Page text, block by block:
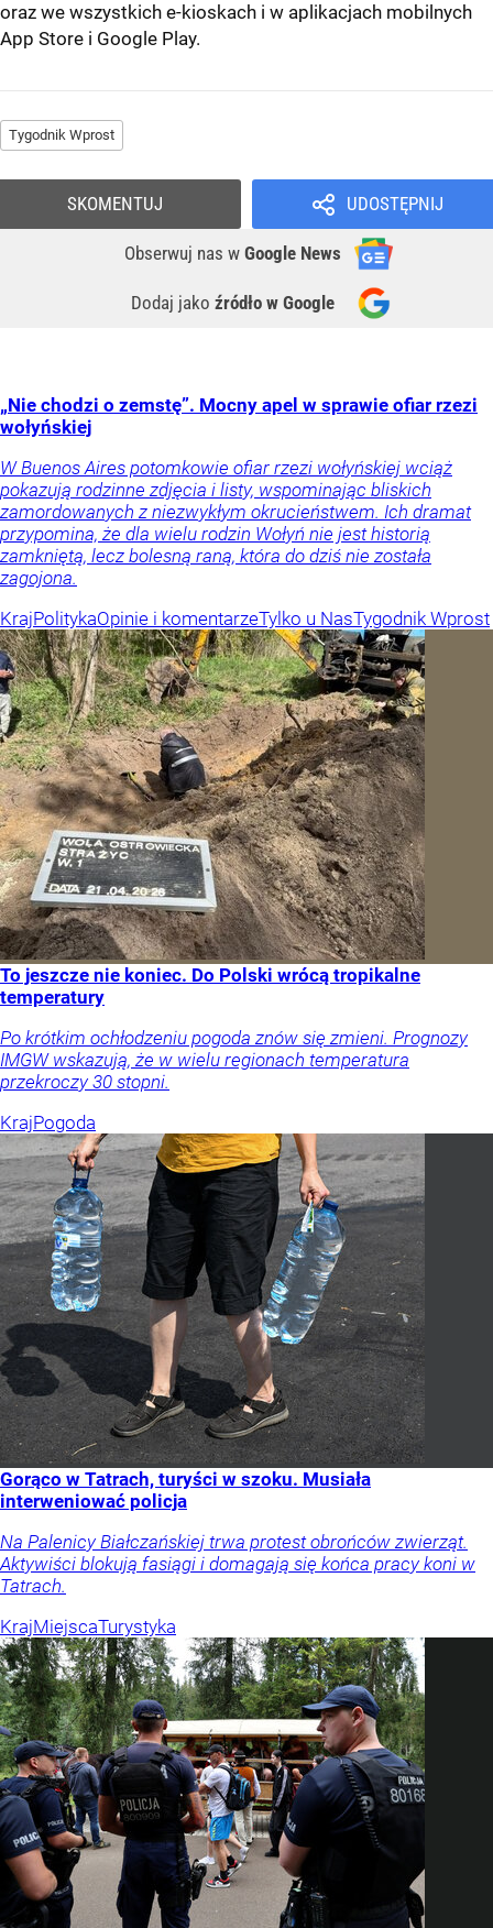
oraz we wszystkich e-kioskach i w aplikacjach mobilnych
App Store i Google Play.
Tygodnik Wprost
UDOSTĘPNIJ
Obserwuj nas w Google News
Dodaj jako źródło w Google
SKOMENTUJ
„Nie chodzi o zemstę”. Mocny apel w sprawie ofiar rzezi
wołyńskiej
W Buenos Aires potomkowie ofiar rzezi wołyńskiej wciąż
pokazują rodzinne zdjęcia i listy, wspominając bliskich
zamordowanych z niezwykłym okrucieństwem. Ich dramat
przypomina, że dla wielu rodzin Wołyń nie jest historią
zamkniętą, lecz bolesną raną, która do dziś nie została
zagojona.
KrajPolitykaOpinie i komentarzeTylko u NasTygodnik Wprost
To jeszcze nie koniec. Do Polski wrócą tropikalne
temperatury
Po krótkim ochłodzeniu pogoda znów się zmieni. Prognozy
IMGW wskazują, że w wielu regionach temperatura
przekroczy 30 stopni.
KrajPogoda
Gorąco w Tatrach, turyści w szoku. Musiała
interweniować policja
Na Palenicy Białczańskiej trwa protest obrońców zwierząt.
Aktywiści blokują fasiągi i domagają się końca pracy koni w
Tatrach.
KrajMiejscaTurystyka